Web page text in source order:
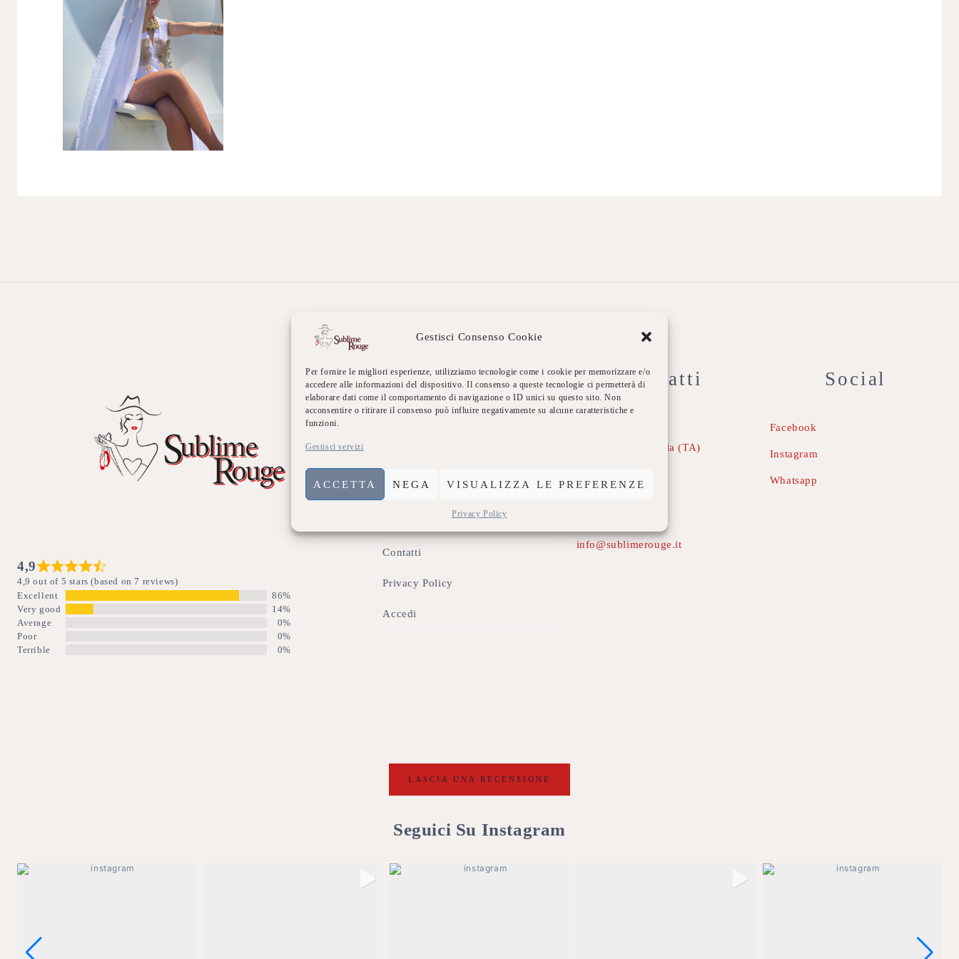
Gestisci Consenso Cookie
Per fornire le migliori esperienze, utilizziamo tecnologie come i cookie per memorizzare e/o
accedere alle informazioni del dispositivo. Il consenso a queste tecnologie ci permetterà di
elaborare dati come il comportamento di navigazione o ID unici su questo sito. Non
acconsentire o ritirare il consenso può influire negativamente su alcune caratteristiche e
funzioni.
Gestisci servizi
ACCETTA NEGA VISUALIZZA LE PREFERENZE
Privacy Policy
4,9
4,9 out of 5 stars (based on 7 reviews)
Excellent
86%
Very good
14%
Average
0%
Poor
0%
Terrible
0%
Link Utili
Eventi Sublime
Contatti
Privacy Policy
Accedi
Contatti
74020 Montemesola (TA)
info@sublimerouge.it
Social
Facebook
Instagram
Whatsapp
LASCIA UNA RECENSIONE
Seguici Su Instagram